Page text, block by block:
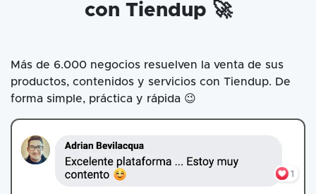
con Tiendup 🚀
Más de 6.000 negocios resuelven la venta de sus
productos, contenidos y servicios con Tiendup. De
forma simple, práctica y rápida 😉